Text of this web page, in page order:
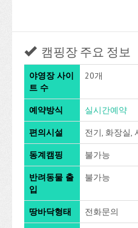
캠핑장 주요 정보
야영장 사이
트 수
20개
예약방식 실시간예약
편의시설 전기, 화장실,
동계캠핑 불가능
반려동물 출
입
불가능
땅바닥형태 전화문의